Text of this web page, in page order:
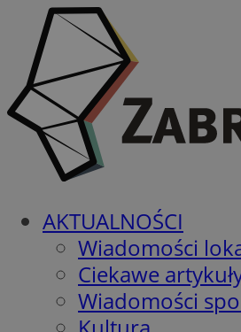
AKTUALNOŚCI
Wiadomości
Ciekawe
Wiadomości